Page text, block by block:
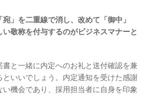
」を二重線で消し、改めて「御中」
い敬称を付与するのがビジネスマナーと
書と一緒に内定へのお礼と送付確認を兼
いいでしょう。内定通知を受けた感謝
機会であり、採用担当者に自身を印象